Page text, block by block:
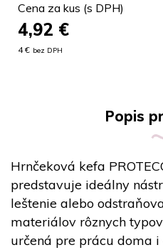
Cena za kus (s DPH)
4,92 €
4 € bez DPH
Popis
Hrnčeková kefa
predstavuje ideálny
leštenie alebo
materiálov rôznych
určená pre prácu doma i